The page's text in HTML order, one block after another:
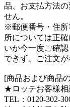
品、お支払方法
せん。
※郵便番号・住所
所については正
いか今一度ご確
できず、ご注文
[商品および商品
★ロッテお客様相
TEL：